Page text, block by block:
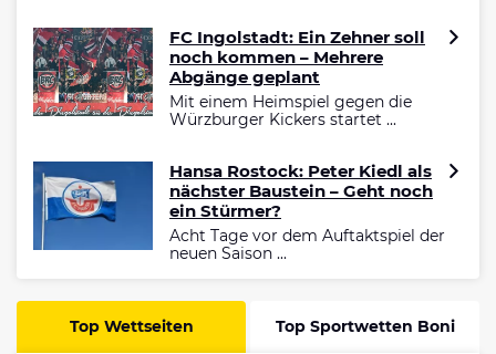
FC Ingolstadt: Ein Zehner soll
noch kommen – Mehrere
Abgänge geplant
Mit einem Heimspiel gegen die
Würzburger Kickers startet ...
Hansa Rostock: Peter Kiedl als
nächster Baustein – Geht noch
ein Stürmer?
Acht Tage vor dem Auftaktspiel der
neuen Saison ...
Top Wettseiten Top Sportwetten Boni